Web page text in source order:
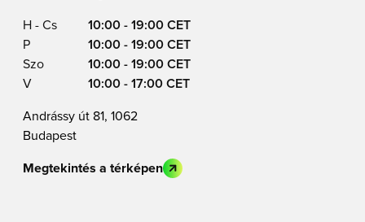
H - Cs
10:00 - 19:00 CET
P
10:00 - 19:00 CET
Szo
10:00 - 19:00 CET
V
10:00 - 17:00 CET
Andrássy út 81, 1062
Budapest
Megtekintés a térképen